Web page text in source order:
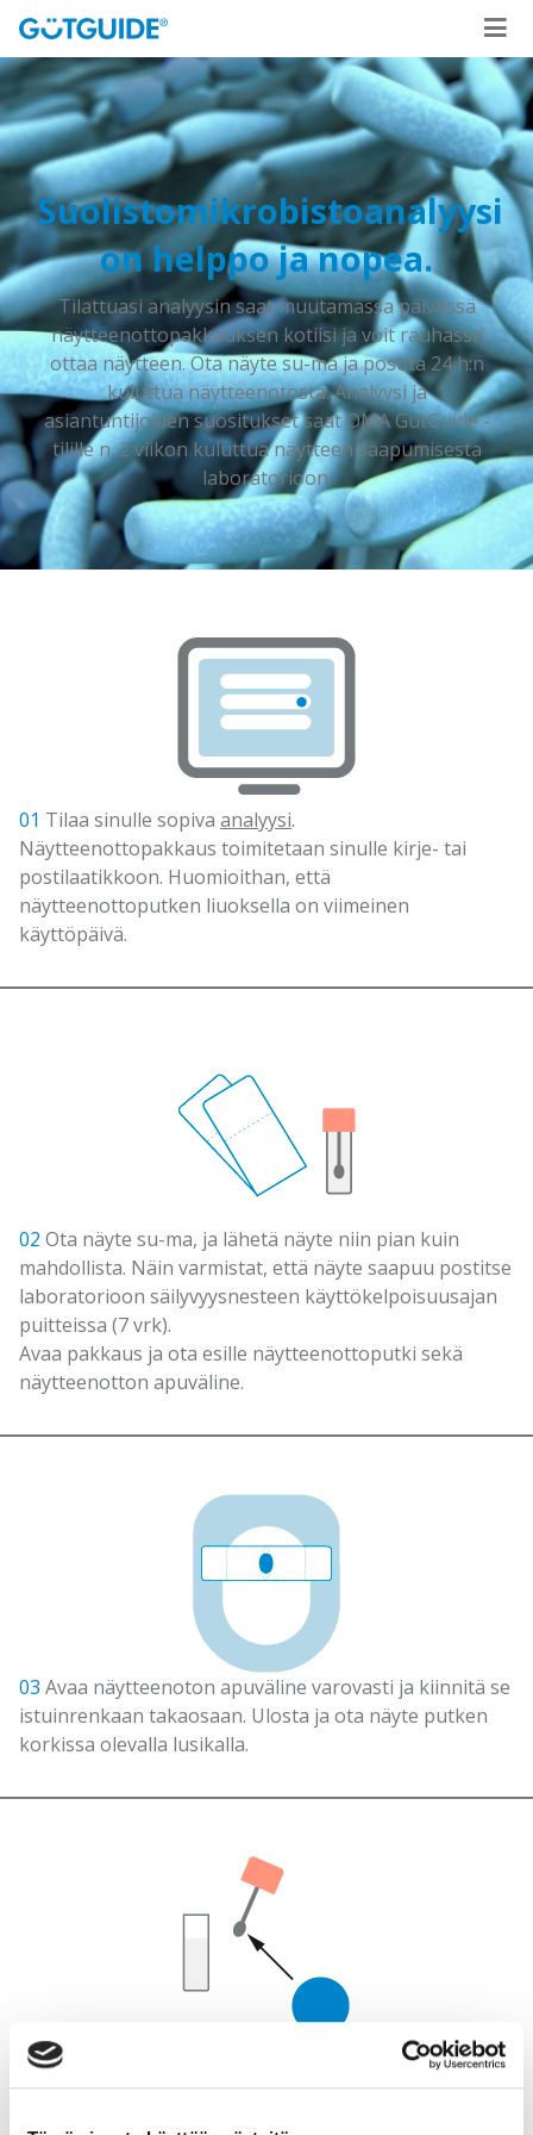
Suolistomikrobistoanalyysi
on helppo ja nopea.
Tilattuasi analyysin saat muutamassa päivässä
näytteenottopakkauksen kotiisi ja voit rauhassa
ottaa näytteen. Ota näyte su-ma ja postita 24 h:n
kuluttua näytteenotosta. Analyysi ja
asiantuntijoiden suositukset saat OMA GutGuide -
tilille n. 2 viikon kuluttua näytteen saapumisesta
laboratorioon.
01 Tilaa sinulle sopiva analyysi.
Näytteenottopakkaus toimitetaan sinulle kirje- tai
postilaatikkoon. Huomioithan, että
näytteenottoputken liuoksella on viimeinen
käyttöpäivä.
02 Ota näyte su-ma, ja lähetä näyte niin pian kuin
mahdollista. Näin varmistat, että näyte saapuu postitse
laboratorioon säilyvyysnesteen käyttökelpoisuusajan
puitteissa (7 vrk).
Avaa pakkaus ja ota esille näytteenottoputki sekä
näytteenotton apuväline.
03 Avaa näytteenoton apuväline varovasti ja kiinnitä se
istuinrenkaan takaosaan. Ulosta ja ota näyte putken
korkissa olevalla lusikalla.
04Ota korkin lusikkaan kukkurallinen ulostetta (noin
ison herneen kokoinen määrä) ja sulje putkeen. Jos